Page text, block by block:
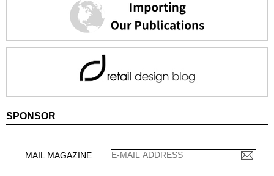
SPONSOR
MAIL MAGAZINE